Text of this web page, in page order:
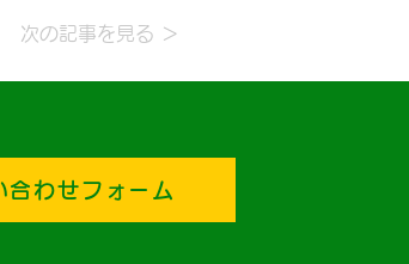
次の記事を見る ＞
合わせフォーム